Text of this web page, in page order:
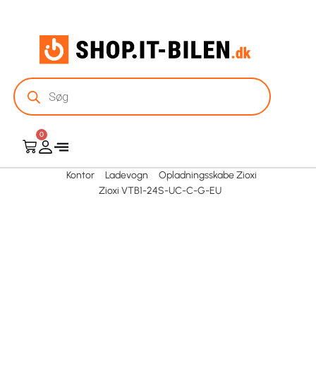
0
Kontor Ladevogn
Opladningsskabe Zioxi
Zioxi VTB1-24S-UC-C-G-EU